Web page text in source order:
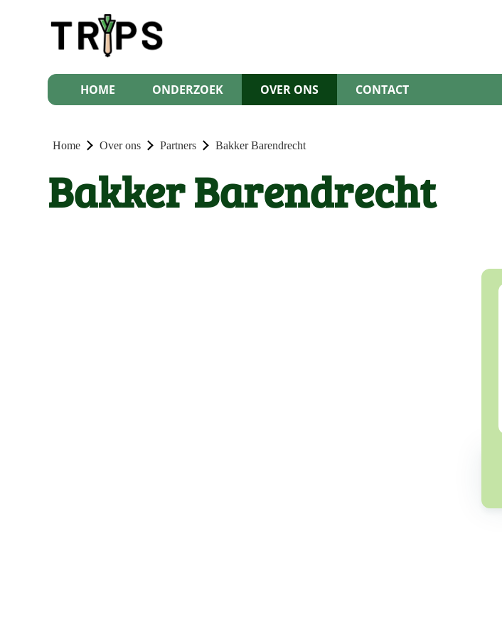
HOME ONDERZOEK OVER ONS CONTACT
Home Over ons Partners Bakker Barendrecht
Bakker Barendrecht